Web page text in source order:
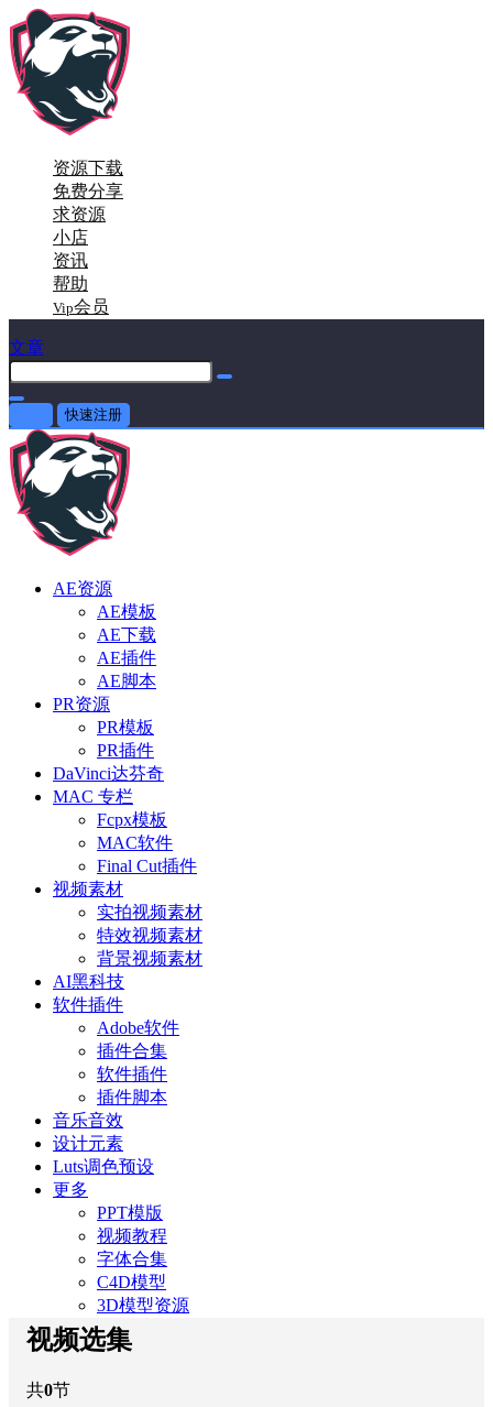
资源下载
免费分享
求资源
小店
资讯
帮助
Vip会员
文章
快速注册
AE资源
AE模板
AE下载
AE插件
AE脚本
PR资源
PR模板
PR插件
DaVinci达芬奇
MAC 专栏
Fcpx模板
MAC软件
Final Cut插件
视频素材
实拍视频素材
特效视频素材
背景视频素材
AI黑科技
软件插件
Adobe软件
插件合集
软件插件
插件脚本
音乐音效
设计元素
Luts调色预设
更多
PPT模版
视频教程
字体合集
C4D模型
3D模型资源
视频选集
共0节